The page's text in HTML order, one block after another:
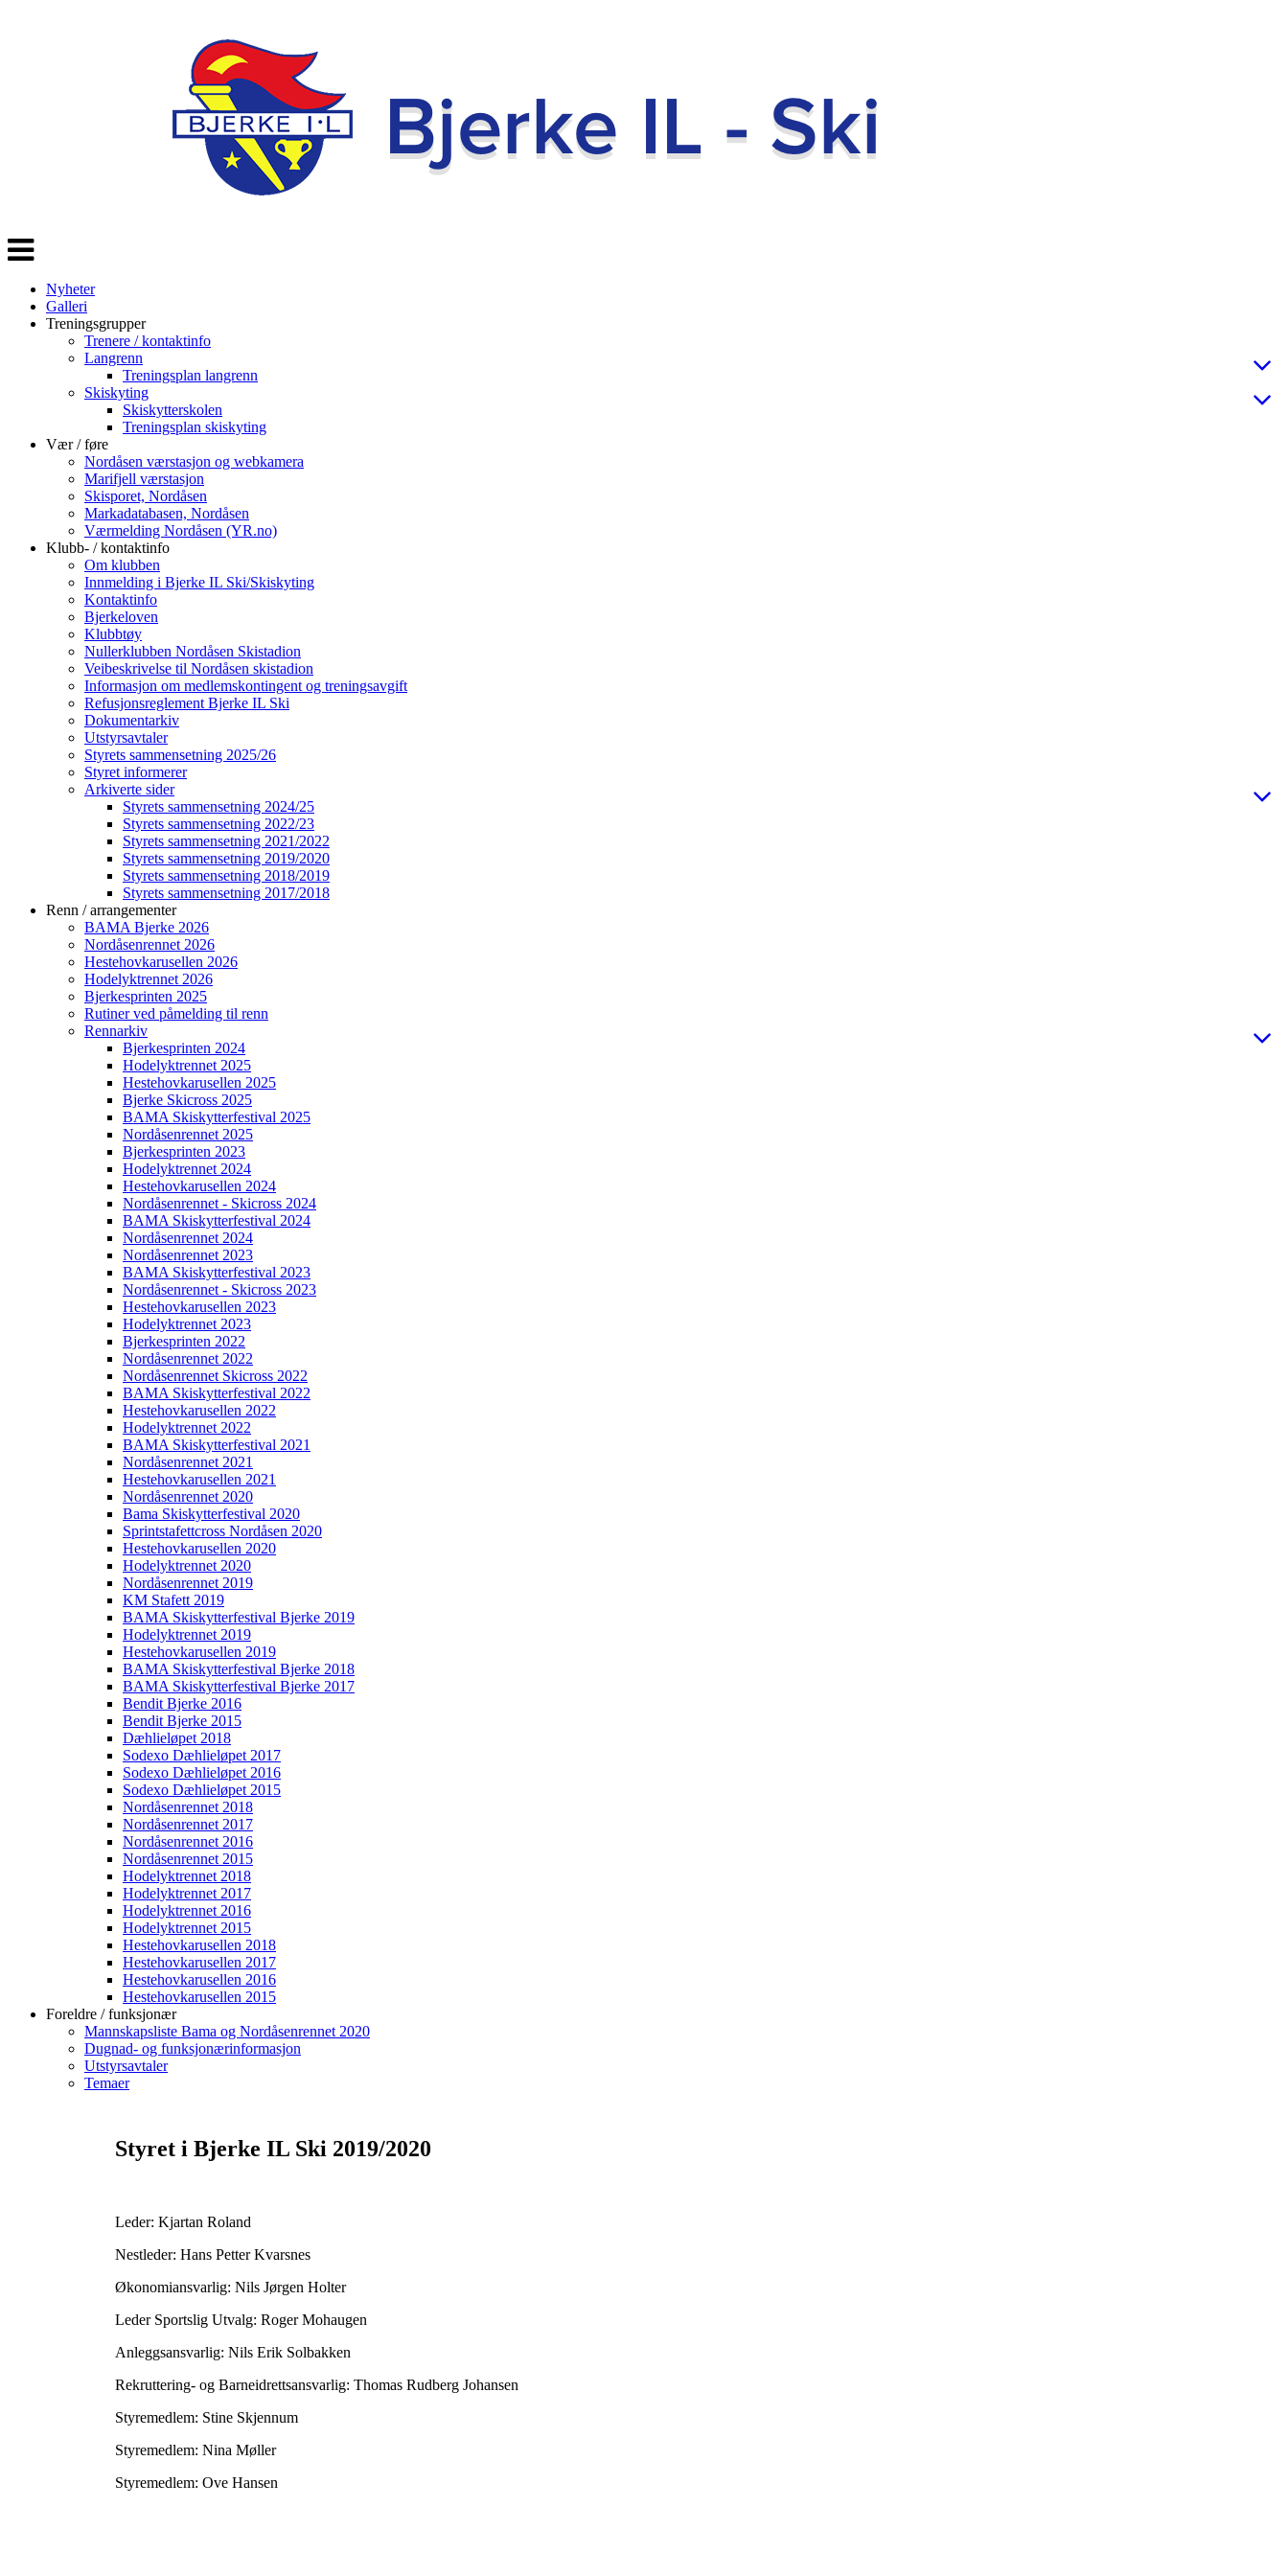
Veksle
navigasjon
Nyheter
Galleri
Treningsgrupper
Trenere / kontaktinfo
Langrenn
Treningsplan langrenn
Skiskyting
Skiskytterskolen
Treningsplan skiskyting
Vær / føre
Nordåsen værstasjon og webkamera
Marifjell værstasjon
Skisporet, Nordåsen
Markadatabasen, Nordåsen
Værmelding Nordåsen (YR.no)
Klubb- / kontaktinfo
Om klubben
Innmelding i Bjerke IL Ski/Skiskyting
Kontaktinfo
Bjerkeloven
Klubbtøy
Nullerklubben Nordåsen Skistadion
Veibeskrivelse til Nordåsen skistadion
Informasjon om medlemskontingent og treningsavgift
Refusjonsreglement Bjerke IL Ski
Dokumentarkiv
Utstyrsavtaler
Styrets sammensetning 2025/26
Styret informerer
Arkiverte sider
Styrets sammensetning 2024/25
Styrets sammensetning 2022/23
Styrets sammensetning 2021/2022
Styrets sammensetning 2019/2020
Styrets sammensetning 2018/2019
Styrets sammensetning 2017/2018
Renn / arrangementer
BAMA Bjerke 2026
Nordåsenrennet 2026
Hestehovkarusellen 2026
Hodelyktrennet 2026
Bjerkesprinten 2025
Rutiner ved påmelding til renn
Rennarkiv
Bjerkesprinten 2024
Hodelyktrennet 2025
Hestehovkarusellen 2025
Bjerke Skicross 2025
BAMA Skiskytterfestival 2025
Nordåsenrennet 2025
Bjerkesprinten 2023
Hodelyktrennet 2024
Hestehovkarusellen 2024
Nordåsenrennet - Skicross 2024
BAMA Skiskytterfestival 2024
Nordåsenrennet 2024
Nordåsenrennet 2023
BAMA Skiskytterfestival 2023
Nordåsenrennet - Skicross 2023
Hestehovkarusellen 2023
Hodelyktrennet 2023
Bjerkesprinten 2022
Nordåsenrennet 2022
Nordåsenrennet Skicross 2022
BAMA Skiskytterfestival 2022
Hestehovkarusellen 2022
Hodelyktrennet 2022
BAMA Skiskytterfestival 2021
Nordåsenrennet 2021
Hestehovkarusellen 2021
Nordåsenrennet 2020
Bama Skiskytterfestival 2020
Sprintstafettcross Nordåsen 2020
Hestehovkarusellen 2020
Hodelyktrennet 2020
Nordåsenrennet 2019
KM Stafett 2019
BAMA Skiskytterfestival Bjerke 2019
Hodelyktrennet 2019
Hestehovkarusellen 2019
BAMA Skiskytterfestival Bjerke 2018
BAMA Skiskytterfestival Bjerke 2017
Bendit Bjerke 2016
Bendit Bjerke 2015
Dæhlieløpet 2018
Sodexo Dæhlieløpet 2017
Sodexo Dæhlieløpet 2016
Sodexo Dæhlieløpet 2015
Nordåsenrennet 2018
Nordåsenrennet 2017
Nordåsenrennet 2016
Nordåsenrennet 2015
Hodelyktrennet 2018
Hodelyktrennet 2017
Hodelyktrennet 2016
Hodelyktrennet 2015
Hestehovkarusellen 2018
Hestehovkarusellen 2017
Hestehovkarusellen 2016
Hestehovkarusellen 2015
Foreldre / funksjonær
Mannskapsliste Bama og Nordåsenrennet 2020
Dugnad- og funksjonærinformasjon
Utstyrsavtaler
Temaer
Styret i Bjerke IL Ski 2019/2020
Leder: Kjartan Roland
Nestleder: Hans Petter Kvarsnes
Økonomiansvarlig: Nils Jørgen Holter
Leder Sportslig Utvalg: Roger Mohaugen
Anleggsansvarlig: Nils Erik Solbakken
Rekruttering- og Barneidrettsansvarlig: Thomas Rudberg Johansen
Styremedlem: Stine Skjennum
Styremedlem: Nina Møller
Styremedlem: Ove Hansen